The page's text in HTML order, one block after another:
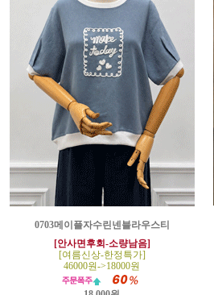
0703메이플자수린넨블라우스티
[안사면후회-소량남음]
[여름신상-한정특가]
46000원->18000원